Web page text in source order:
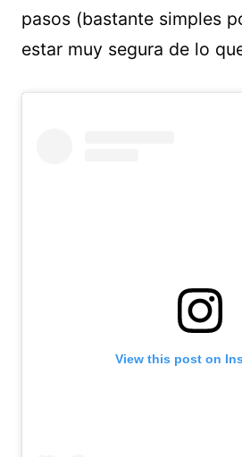
pasos (bastante simples
estar muy segura de lo
View this post on